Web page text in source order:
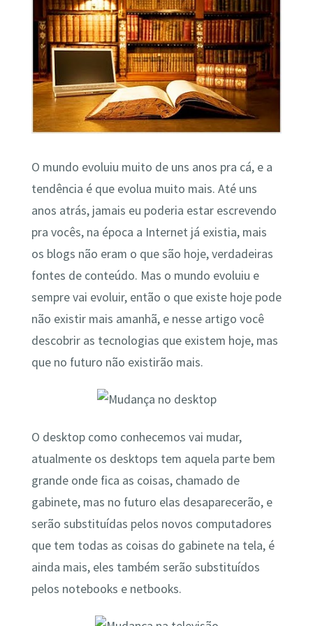
O mundo evoluiu muito de uns anos pra cá, e a
tendência é que evolua muito mais. Até uns
anos atrás, jamais eu poderia estar escrevendo
pra vocês, na época a Internet já existia, mais
os blogs não eram o que são hoje, verdadeiras
fontes de conteúdo. Mas o mundo evoluiu e
sempre vai evoluir, então o que existe hoje pode
não existir mais amanhã, e nesse artigo você
descobrir as tecnologias que existem hoje, mas
que no futuro não existirão mais.
O desktop como conhecemos vai mudar,
atualmente os desktops tem aquela parte bem
grande onde fica as coisas, chamado de
gabinete, mas no futuro elas desaparecerão, e
serão substituídas pelos novos computadores
que tem todas as coisas do gabinete na tela, é
ainda mais, eles também serão substituídos
pelos notebooks e netbooks.